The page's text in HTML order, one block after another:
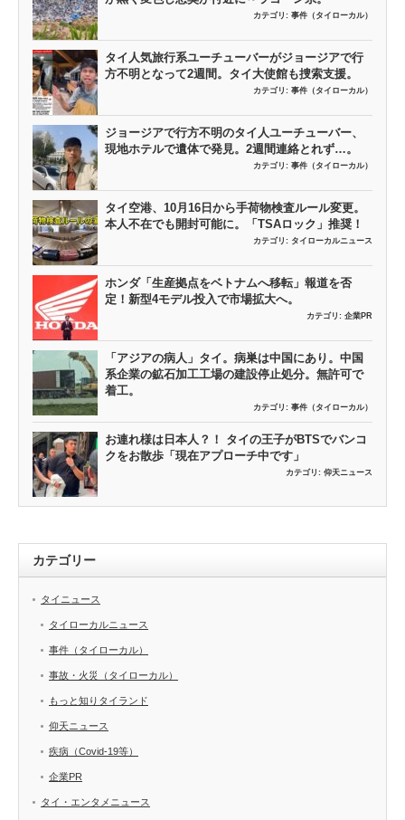
カテゴリ: 事件（タイローカル）
タイ人気旅行系ユーチューバーがジョージアで行
方不明となって2週間。タイ大使館も捜索支援。
カテゴリ: 事件（タイローカル）
ジョージアで行方不明のタイ人ユーチューバー、
現地ホテルで遺体で発見。2週間連絡とれず…。
カテゴリ: 事件（タイローカル）
タイ空港、10月16日から手荷物検査ルール変更。
本人不在でも開封可能に。「TSAロック」推奨！
カテゴリ: タイローカルニュース
ホンダ「生産拠点をベトナムへ移転」報道を否
定！新型4モデル投入で市場拡大へ。
カテゴリ: 企業PR
「アジアの病人」タイ。病巣は中国にあり。中国
系企業の鉱石加工工場の建設停止処分。無許可で
着工。
カテゴリ: 事件（タイローカル）
お連れ様は日本人？！ タイの王子がBTSでバンコ
クをお散歩「現在アプローチ中です」
カテゴリ: 仰天ニュース
カテゴリー
タイニュース
タイローカルニュース
事件（タイローカル）
事故・火災（タイローカル）
もっと知りタイランド
仰天ニュース
疾病（Covid-19等）
企業PR
タイ・エンタメニュース